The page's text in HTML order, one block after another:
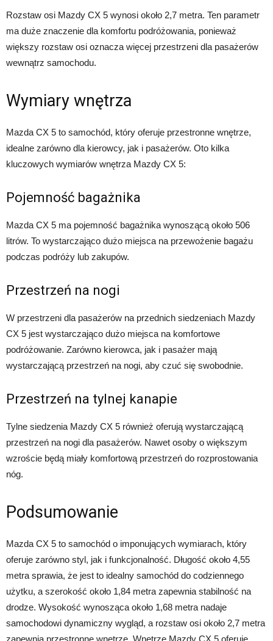
Rozstaw osi Mazdy CX 5 wynosi około 2,7 metra. Ten parametr
ma duże znaczenie dla komfortu podróżowania, ponieważ
większy rozstaw osi oznacza więcej przestrzeni dla pasażerów
wewnątrz samochodu.
Wymiary wnętrza
Mazda CX 5 to samochód, który oferuje przestronne wnętrze,
idealne zarówno dla kierowcy, jak i pasażerów. Oto kilka
kluczowych wymiarów wnętrza Mazdy CX 5:
Pojemność bagażnika
Mazda CX 5 ma pojemność bagażnika wynoszącą około 506
litrów. To wystarczająco dużo miejsca na przewożenie bagażu
podczas podróży lub zakupów.
Przestrzeń na nogi
W przestrzeni dla pasażerów na przednich siedzeniach Mazdy
CX 5 jest wystarczająco dużo miejsca na komfortowe
podróżowanie. Zarówno kierowca, jak i pasażer mają
wystarczającą przestrzeń na nogi, aby czuć się swobodnie.
Przestrzeń na tylnej kanapie
Tylne siedzenia Mazdy CX 5 również oferują wystarczającą
przestrzeń na nogi dla pasażerów. Nawet osoby o większym
wzroście będą miały komfortową przestrzeń do rozprostowania
nóg.
Podsumowanie
Mazda CX 5 to samochód o imponujących wymiarach, który
oferuje zarówno styl, jak i funkcjonalność. Długość około 4,55
metra sprawia, że jest to idealny samochód do codziennego
użytku, a szerokość około 1,84 metra zapewnia stabilność na
drodze. Wysokość wynosząca około 1,68 metra nadaje
samochodowi dynamiczny wygląd, a rozstaw osi około 2,7 metra
zapewnia przestronne wnętrze. Wnętrze Mazdy CX 5 oferuje